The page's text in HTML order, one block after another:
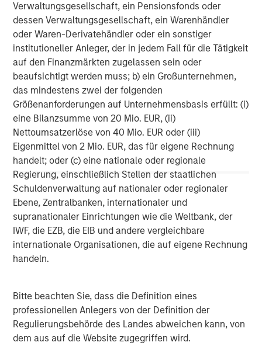
Verwaltungsgesellschaft, ein Pensionsfonds oder
dessen Verwaltungsgesellschaft, ein Warenhändler
oder Waren-Derivatehändler oder ein sonstiger
institutioneller Anleger, der in jedem Fall für die Tätigkeit
auf den Finanzmärkten zugelassen sein oder
beaufsichtigt werden muss; b) ein Großunternehmen,
das mindestens zwei der folgenden
Größenanforderungen auf Unternehmensbasis erfüllt: (i)
eine Bilanzsumme von 20 Mio. EUR, (ii)
Nettoumsatzerlöse von 40 Mio. EUR oder (iii)
Eigenmittel von 2 Mio. EUR, das für eigene Rechnung
handelt; oder (c) eine nationale oder regionale
Regierung, einschließlich Stellen der staatlichen
Schuldenverwaltung auf nationaler oder regionaler
Ebene, Zentralbanken, internationaler und
supranationaler Einrichtungen wie die Weltbank, der
IWF, die EZB, die EIB und andere vergleichbare
internationale Organisationen, die auf eigene Rechnung
handeln.
Bitte beachten Sie, dass die Definition eines
professionellen Anlegers von der Definition der
Regulierungsbehörde des Landes abweichen kann, von
dem aus auf die Website zugegriffen wird.
Founded in 2013 in NYC, iCapital is the leading global
fintech company powering the world’s alternative
investment marketplace. It has transformed the way the
wealth management, banking, and asset management
industries facilitate access to private markets
investments for their high-net-worth clients by providing
intuitive, end-to-end technology and service solutions.
Wealth management firms use iCapital’s solutions to
provide clients with quality funds at lower minimums and
simplified digital workflows. Asset managers, RIAs, and
banks leverage iCapital’s technology to streamline and
scale their alternative investments operational
infrastructure. Additionally, the iCapital ‘flagship’ platform
offers wealth advisors and their high-net-worth clients
access to a curated menu of private equity, private credit,
hedge funds, structured notes, and other alternative
investments to help meet their investing needs for return
and diversification. iCapital’s research and diligence team
and portfolio analytics tools and services. iCapital has
been recognized on the Forbes FinTech 50 list in each
year 2018 through 2002, the Forbes America’s Best
Startup Employers in 2021 and 2022, and MMI/Barron’s